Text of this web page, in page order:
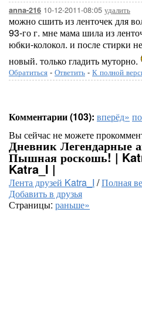
anna-216 10-12-2011-08:05 удалить
можно сшить из ленточек для
93-го г. мне мама шила из
юбки-колокол. и после стирки
новый. только гладить муторно.
Обратиться - Ответить - К полной
Комментарии (103): вперёд»
Вы сейчас не можете
Дневник Легендарные
Пышная роскошь! |
Katra_I |
Лента друзей Katra_I /Полная
Добавить в друзья
Страницы: раньше»